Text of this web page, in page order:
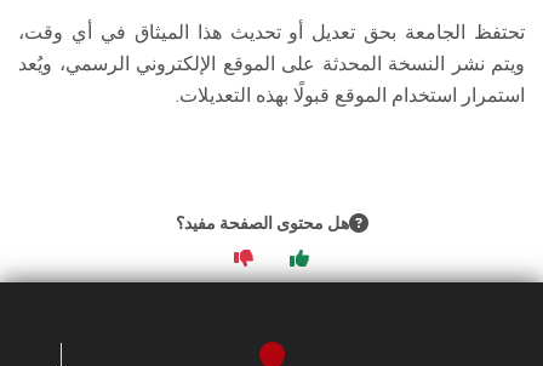
تحتفظ الجامعة بحق تعديل أو تحديث هذا الميثاق في أي وقت،
ويتم نشر النسخة المحدثة على الموقع الإلكتروني الرسمي، ويُعد
استمرار استخدام الموقع قبولًا بهذه التعديلات.
هل محتوى الصفحة مفيد؟